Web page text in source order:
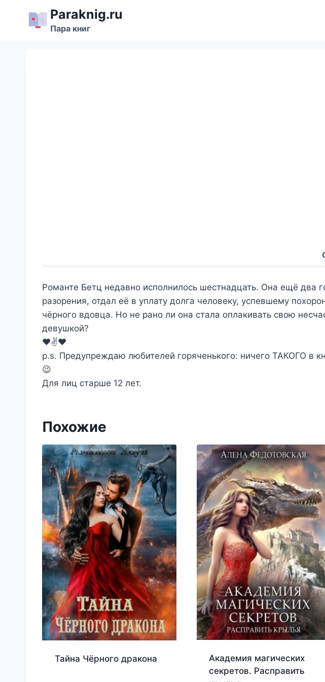
содержимому
Paraknig.ru
Пара книг
Романте Бетц недавно исполнилось шестнадцать. Она ещё два
разорения, отдал её в уплату долга человеку, успевшему
чёрного вдовца. Но не рано ли она стала оплакивать свою
девушкой?
❤️✌️❤️
p.s. Предупреждаю любителей горяченького: ничего ТАКОГО в
😉
Для лиц старше 12 лет.
Похожие
Тайна Чёрного дракона
Академия магических
секретов. Расправить